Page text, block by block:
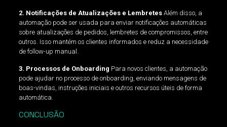
2. Notificações de Atualizações e LembretesAlém disso, a
automação pode ser usada para enviar notificações automáticas
sobre atualizações de pedidos, lembretes de compromissos, entre
outros. Isso mantém os clientes informados e reduz a necessidade
de follow-up manual.
3. Processos de Onboarding Para novos clientes, a automação
pode ajudar no processo de onboarding, enviando mensagens de
boas-vindas, instruções iniciais e outros recursos úteis de forma
automática.
CONCLUSÃO